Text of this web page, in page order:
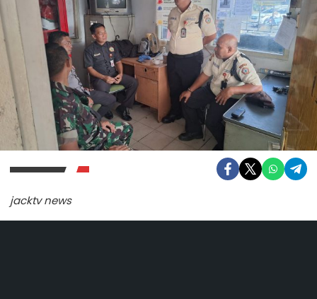
jacktv news